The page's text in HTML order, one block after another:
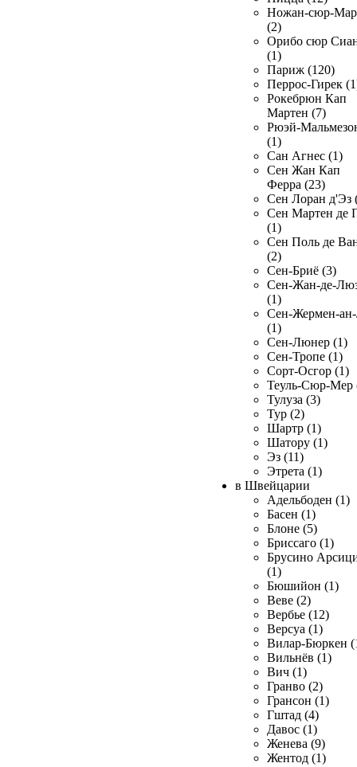
Ножан-сюр-
(2)
Орибо сюр
(1)
Париж (120)
Перрос-Гирек
Рокебрюн Кап
Мартен (7)
Рюэй-
(1)
Сан Агнес (1)
Сен Жан Кап
Ферра (23)
Сен Лоран д'Эз
Сен Мартен де
(1)
Сен Поль де
(2)
Сен-Бриё (3)
Сен-Жан-де-
(1)
Сен-Жермен-
(1)
Сен-Люнер (1)
Сен-Тропе (1)
Сорт-Осгор (1)
Теуль-Сюр-Мер
Тулуза (3)
Тур (2)
Шартр (1)
Шатору (1)
Эз (11)
Этрета (1)
в Швейцарии
Адельбоден (1)
Басен (1)
Блоне (5)
Бриссаго (1)
Брусино
(1)
Бюшийон (1)
Веве (2)
Вербье (12)
Версуа (1)
Вилар-Бюркен
Вильнёв (1)
Вич (1)
Гранво (2)
Грансон (1)
Гштад (4)
Давос (1)
Женева (9)
Жентод (1)